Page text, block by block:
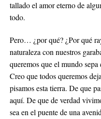
tallado el amor eterno de
todo.
Pero… ¿por qué? ¿Por qué
naturaleza con nuestros
queremos que el mundo
Creo que todos queremos
pisamos esta tierra. De que
aquí. De que de verdad
sea en el puente de una